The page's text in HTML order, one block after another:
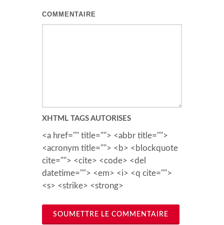
COMMENTAIRE
XHTML TAGS AUTORISES
<a href="" title=""> <abbr title="">
<acronym title=""> <b> <blockquote
cite=""> <cite> <code> <del
datetime=""> <em> <i> <q cite="">
<s> <strike> <strong>
SOUMETTRE LE COMMENTAIRE